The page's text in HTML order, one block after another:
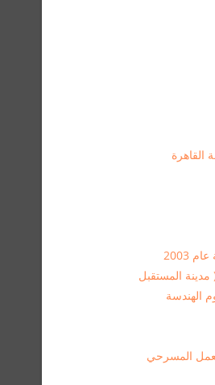
القاهرة‏
الهندسة
المسرحي